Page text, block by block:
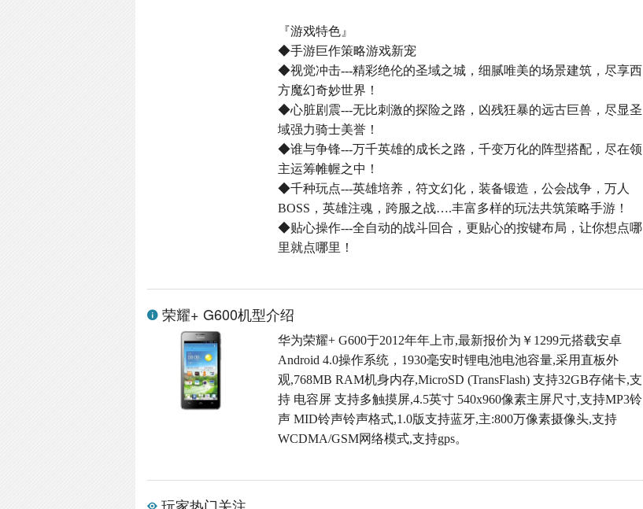
『游戏特色』
◆手游巨作策略游戏新宠
◆视觉冲击---精彩绝伦的圣域之城，细腻唯美的场景建筑，尽享西
方魔幻奇妙世界！
◆心脏剧震---无比刺激的探险之路，凶残狂暴的远古巨兽，尽显圣
域强力骑士美誉！
◆谁与争锋---万千英雄的成长之路，千变万化的阵型搭配，尽在领
主运筹帷幄之中！
◆千种玩点---英雄培养，符文幻化，装备锻造，公会战争，万人
BOSS，英雄注魂，跨服之战….丰富多样的玩法共筑策略手游！
◆贴心操作---全自动的战斗回合，更贴心的按键布局，让你想点哪
里就点哪里！
荣耀+ G600机型介绍
华为荣耀+ G600于2012年年上市,最新报价为￥1299元搭载安卓
Android 4.0操作系统，1930毫安时锂电池电池容量,采用直板外
观,768MB RAM机身内存,MicroSD (TransFlash) 支持32GB存储卡,支
持 电容屏 支持多触摸屏,4.5英寸 540x960像素主屏尺寸,支持MP3铃
声 MID铃声铃声格式,1.0版支持蓝牙,主:800万像素摄像头,支持
WCDMA/GSM网络模式,支持gps。